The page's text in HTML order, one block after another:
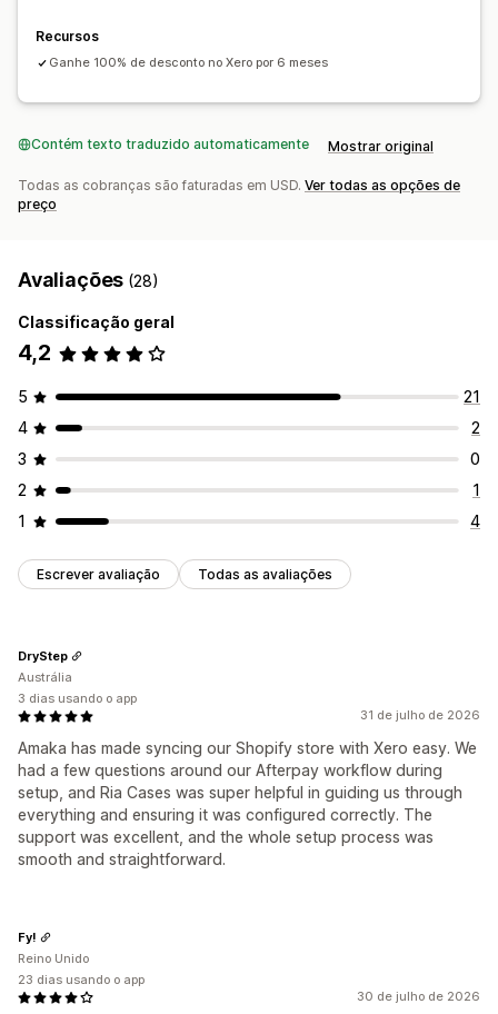
Recursos
Ganhe 100% de desconto no Xero por 6 meses
Contém texto traduzido automaticamente Mostrar original
Todas as cobranças são faturadas em USD. Ver todas as opções de
preço
Avaliações (28)
Classificação geral
4,2
5
21
4
2
3
0
2
1
1
4
Escrever avaliação Todas as avaliações
31 de julho de 2026
Amaka has made syncing our Shopify store with Xero easy. We
had a few questions around our Afterpay workflow during
setup, and Ria Cases was super helpful in guiding us through
everything and ensuring it was configured correctly. The
support was excellent, and the whole setup process was
smooth and straightforward.
DryStep
Austrália
3 dias usando o app
30 de julho de 2026
Fy!
Reino Unido
23 dias usando o app